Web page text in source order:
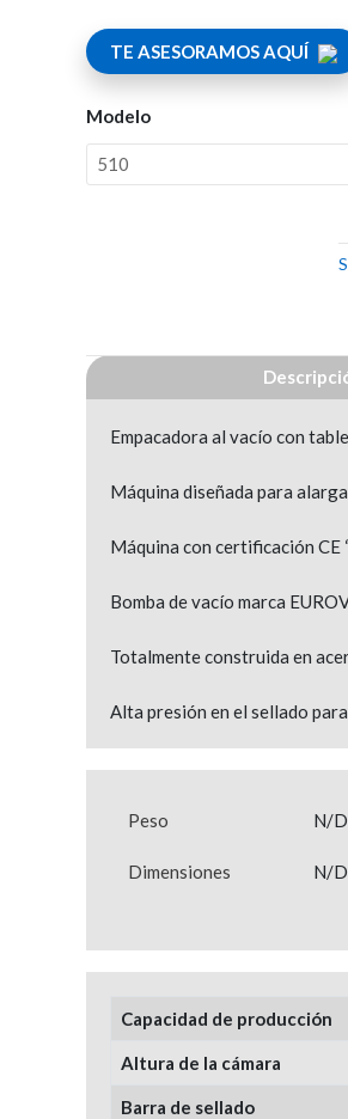
TE ASESORAMOS AQUÍ
Modelo
Empacadora al vacío con
Máquina diseñada para
Máquina con certificación CE
Bomba de vacío marca
Totalmente construida en
Alta presión en el sellado
Peso N/D
Dimensiones N/D
Capacidad de producción
Altura de la cámara
Barra de sellado